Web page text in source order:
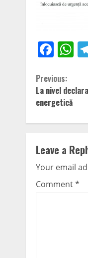
Continue
Reading
Previous:
La nivel
energetică
Leave a
Your email
Comment*